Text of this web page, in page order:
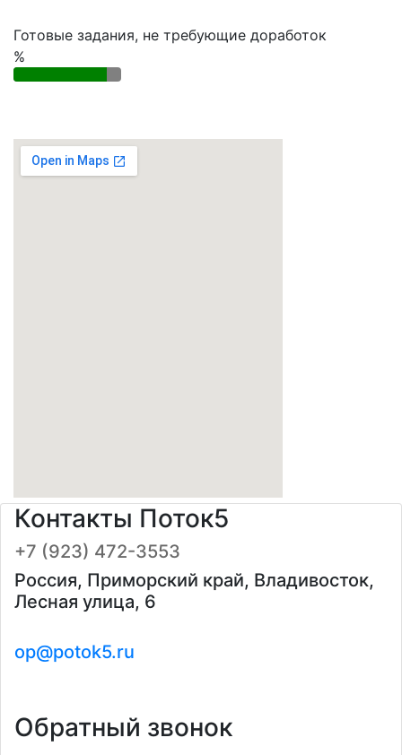
Готовые задания, не требующие доработок
%
Контакты Поток5
+7 (923) 472-3553
Россия, Приморский край, Владивосток,
Лесная улица, 6
op@potok5.ru
Обратный звонок